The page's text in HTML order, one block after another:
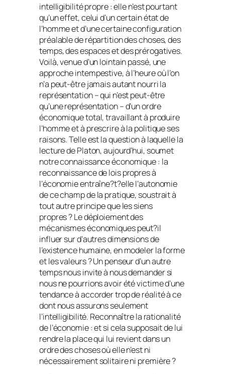
intelligibilité propre : elle n’est pourtant
qu’un effet, celui d’un certain état de
l’homme et d’une certaine configuration
préalable de répartition des choses, des
temps, des espaces et des prérogatives.
Voilà, venue d’un lointain passé, une
approche intempestive, à l’heure où l’on
n’a peut-être jamais autant nourri la
représentation – qui n’est peut-être
qu’une représentation – d’un ordre
économique total, travaillant à produire
l’homme et à prescrire à la politique ses
raisons. Telle est la question à laquelle la
lecture de Platon, aujourd’hui, soumet
notre connaissance économique : la
reconnaissance de lois propres à
l’économie entraîne?t?elle l’autonomie
de ce champ de la pratique, soustrait à
tout autre principe que les siens
propres ? Le déploiement des
mécanismes économiques peut?il
influer sur d’autres dimensions de
l’existence humaine, en modeler la forme
et les valeurs ? Un penseur d’un autre
temps nous invite à nous demander si
nous ne pourrions avoir été victime d’une
tendance à accorder trop de réalité à ce
dont nous assurons seulement
l’intelligibilité. Reconnaître la rationalité
de l’économie : et si cela supposait de lui
rendre la place qui lui revient dans un
ordre des choses où elle n’est ni
nécessairement solitaire ni première ?